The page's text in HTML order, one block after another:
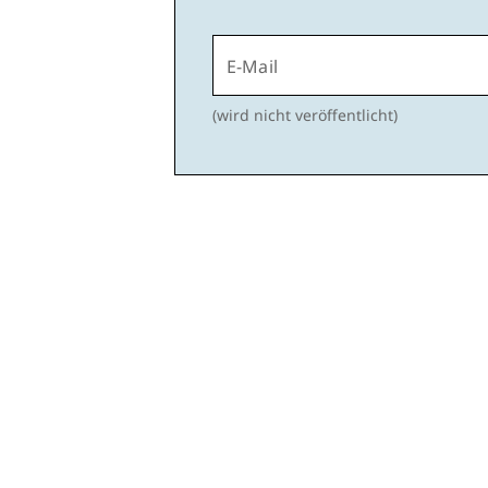
E-Mail
(wird nicht veröffentlicht)